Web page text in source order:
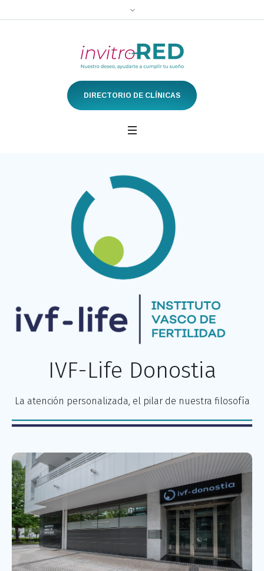
DIRECTORIO DE CLÍNICAS
IVF-Life Donostia
La atención personalizada, el pilar de nuestra filosofía